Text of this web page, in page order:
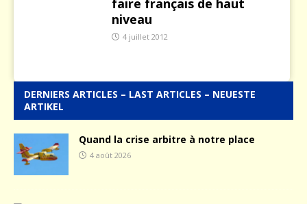
faire français de haut
niveau
4 juillet 2012
DERNIERS ARTICLES – LAST ARTICLES – NEUESTE
ARTIKEL
Quand la crise arbitre à notre place
4 août 2026